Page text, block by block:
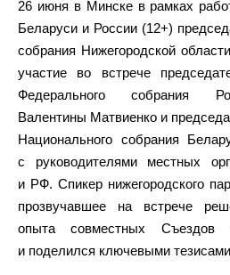
26 июня в Минске в рамках
Беларуси и России (12+)
собрания Нижегородской
участие во встрече
Федерального собрания
Валентины Матвиенко и
Национального собрания
с руководителями местных
и РФ. Спикер нижегородского
прозвучавшее на встрече
опыта совместных Съездов
и поделился ключевыми